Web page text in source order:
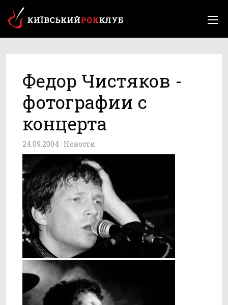
Федор Чистяков -
фотографии с
концерта
24.09.2004 · Новости